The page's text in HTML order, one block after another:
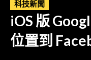
科技新聞
iOS 版
位置到